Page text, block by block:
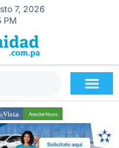
7, 2026
PM